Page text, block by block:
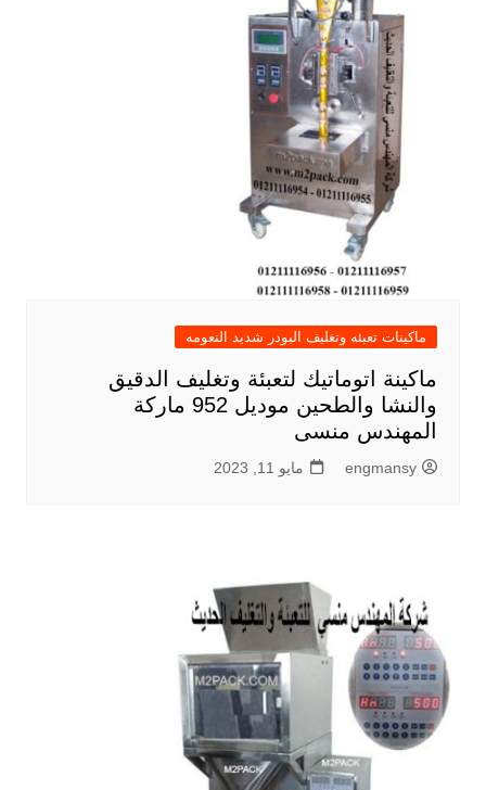
ماكينات تعبئه وتغليف البودر شديد النعومه
ماكينة اتوماتيك لتعبئة وتغليف الدقيق
والنشا والطحين موديل 952 ماركة
المهندس منسى
engmansy مايو 11, 2023